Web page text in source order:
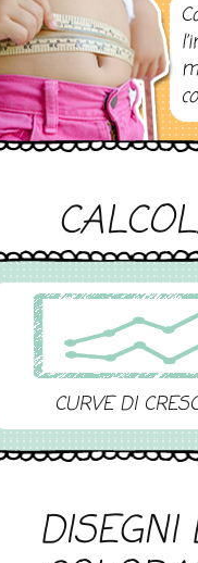
CURVE DI
DISEGNI